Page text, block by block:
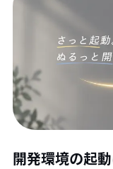
開発環境の起